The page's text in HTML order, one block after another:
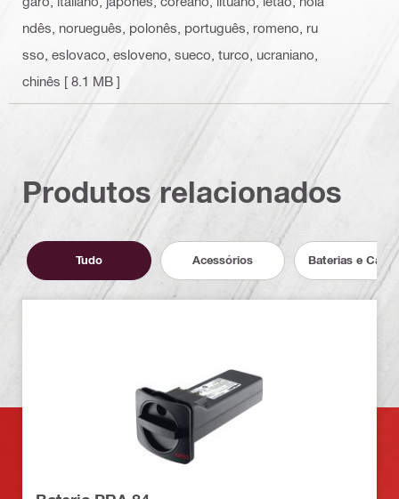
ndês, norueguês, polonês, português, romeno, ru
sso, eslovaco, esloveno, sueco, turco, ucraniano,
chinês [ 8.1 MB ]
Produtos relacionados
Tudo Acessórios Baterias e